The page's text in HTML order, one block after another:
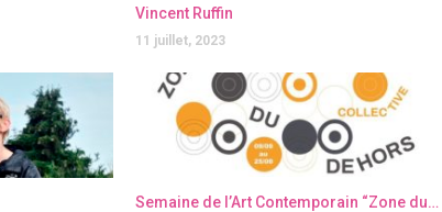
Vincent Ruffin
11 juillet, 2023
Semaine de l’Art Contemporain “Zone du dehors” – Elsa Muller & Elisa Sanchez